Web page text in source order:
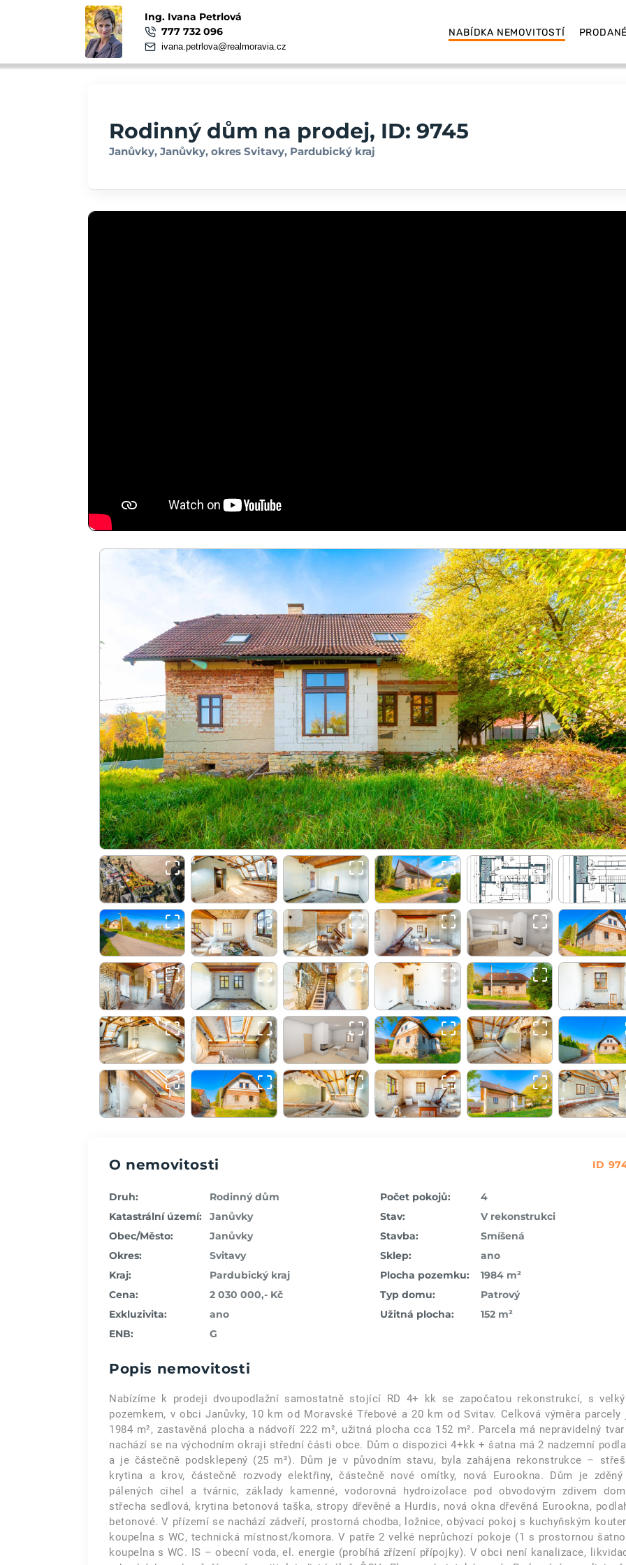
Ing. Ivana Petrlová
777 732 096
ivana.petrlova@realmoravia.cz
NABÍDKA NEMOVITOSTÍ
Rodinný dům na prodej, ID: 9745
Janůvky, Janůvky, okres Svitavy, Pardubický kraj
O nemovitosti ID
Druh:
Rodinný dům
Katastrální území:
Janůvky
Obec/Město:
Janůvky
Okres:
Svitavy
Kraj:
Pardubický kraj
Cena:
2 030 000,- Kč
Exkluzivita:
ano
ENB:
G
Počet pokojů:
4
Stav:
V rekonstrukci
Stavba:
Smíšená
Sklep:
ano
Plocha pozemku:
1984 m²
Typ domu:
Patrový
Užitná plocha:
152 m²
Popis nemovitosti
Nabízíme k prodeji dvoupodlažní samostatně stojící RD 4+ kk se započatou rekonstrukcí, s
pozemkem, v obci Janůvky, 10 km od Moravské Třebové a 20 km od Svitav. Celková výměra parcely
1984 m², zastavěná plocha a nádvoří 222 m², užitná plocha cca 152 m². Parcela má nepravidelný
nachází se na východním okraji střední části obce. Dům o dispozici 4+kk + šatna má 2 nadzemní
a je částečně podsklepený (25 m²). Dům je v původním stavu, byla zahájena rekonstrukce –
krytina a krov, částečně rozvody elektřiny, částečně nové omítky, nová Eurookna. Dům je
pálených cihel a tvárnic, základy kamenné, vodorovná hydroizolace pod obvodovým zdivem
střecha sedlová, krytina betonová taška, stropy dřevěné a Hurdis, nová okna dřevěná Eurookna,
betonové. V přízemí se nachází zádveří, prostorná chodba, ložnice, obývací pokoj s kuchyňským
koupelna s WC, technická místnost/komora. V patře 2 velké neprůchozí pokoje (1 s prostornou
koupelna s WC. IS – obecní voda, el. energie (probíhá zřízení přípojky). V obci není kanalizace,